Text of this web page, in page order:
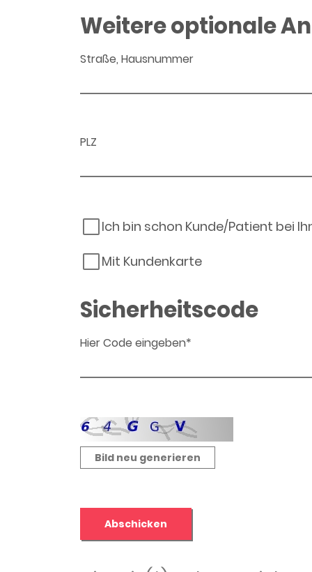
Weitere optionale
Straße, Hausnummer
PLZ
Ich bin schon Kunde/Patient bei
Mit Kundenkarte
Sicherheitscode
Hier Code eingeben*